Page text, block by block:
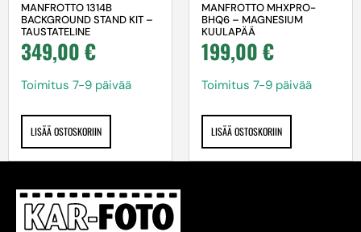
MANFROTTO 1314B
BACKGROUND STAND KIT –
TAUSTATELINE
349,00€
Toimitus 7-9 päivää
LISÄÄ OSTOSKORIIN
MANFROTTO MHXPRO-
BHQ6 – MAGNESIUM
KUULAPÄÄ
199,00€
Toimitus 7-9 päivää
LISÄÄ OSTOSKORIIN